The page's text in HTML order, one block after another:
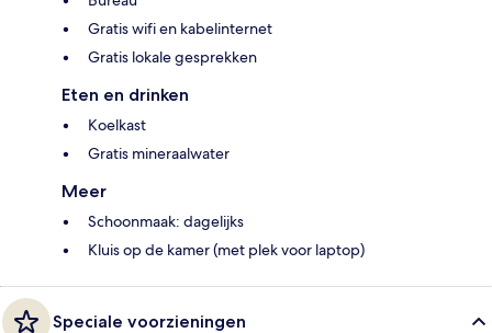
Gratis wifi en kabelinternet
Gratis lokale gesprekken
Eten en drinken
Koelkast
Gratis mineraalwater
Meer
Schoonmaak: dagelijks
Kluis op de kamer (met plek voor laptop)
Speciale voorzieningen